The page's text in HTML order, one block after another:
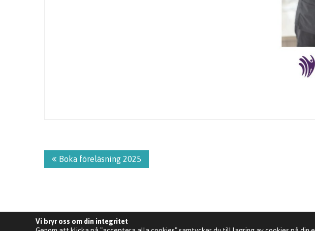
Boka föreläsning 2025
Vi bryr oss om din integritet